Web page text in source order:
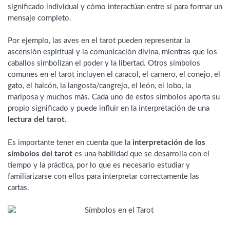
significado individual y cómo interactúan entre sí para formar un
mensaje completo.
Por ejemplo, las aves en el tarot pueden representar la
ascensión espiritual y la comunicación divina, mientras que los
caballos simbolizan el poder y la libertad. Otros símbolos
comunes en el tarot incluyen el caracol, el carnero, el conejo, el
gato, el halcón, la langosta/cangrejo, el león, el lobo, la
mariposa y muchos más. Cada uno de estos símbolos aporta su
propio significado y puede influir en la interpretación de una
lectura del tarot.
Es importante tener en cuenta que la interpretación de los
símbolos del tarot es una habilidad que se desarrolla con el
tiempo y la práctica, por lo que es necesario estudiar y
familiarizarse con ellos para interpretar correctamente las
cartas.